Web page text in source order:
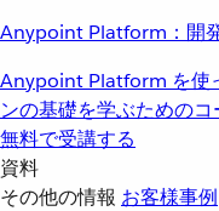
Anypoint Platform：開
Anypoint Platform を使
ンの基礎を学ぶためのコ
無料で受講する
資料
その他の情報 お客様事例